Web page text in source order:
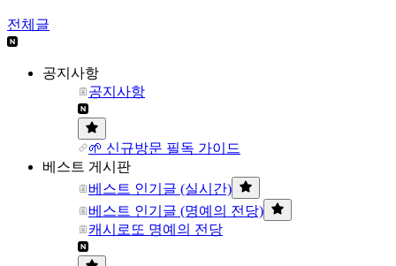
전체글
공지사항
공지사항
🌱 신규방문 필독 가이드
베스트 게시판
베스트 인기글 (실시간)
베스트 인기글 (명예의 전당)
캐시로또 명예의 전당